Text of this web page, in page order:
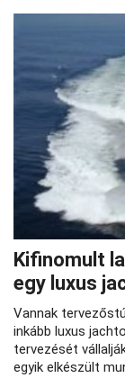
Kifinomult
egy luxus
Vannak
inkább luxus
tervezését
egyik elkészült